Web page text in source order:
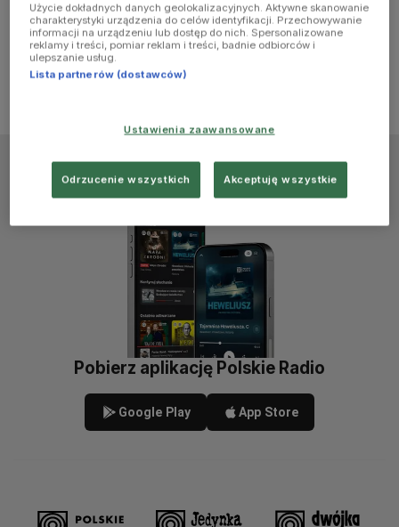
more
information)
Pobierz aplikację Polskie Radio
Google Play App Store
Użycie dokładnych danych geolokalizacyjnych. Aktywne skanowanie
charakterystyki urządzenia do celów identyfikacji. Przechowywanie
informacji na urządzeniu lub dostęp do nich. Spersonalizowane
reklamy i treści, pomiar reklam i treści, badnie odbiorców i
ulepszanie usług.
Lista partnerów (dostawców)
Ustawienia zaawansowane
Odrzucenie wszystkich Akceptuję wszystkie